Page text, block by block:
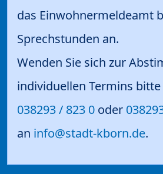
das Einwohnermeldeamt
Sprechstunden an.
Wenden Sie sich zur
individuellen Termins
038293 / 823 0 oder
an info@stadt-kborn.de.